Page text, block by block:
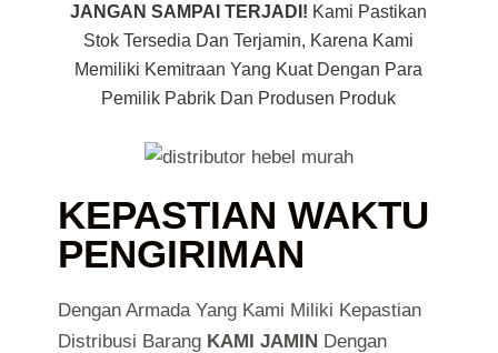
JANGAN SAMPAI TERJADI! Kami Pastikan
Stok Tersedia Dan Terjamin, Karena Kami
Memiliki Kemitraan Yang Kuat Dengan Para
Pemilik Pabrik Dan Produsen Produk
KEPASTIAN WAKTU
PENGIRIMAN
Dengan Armada Yang Kami Miliki Kepastian
Distribusi Barang KAMI JAMIN Dengan